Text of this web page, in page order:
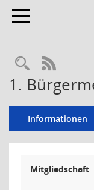
Toggle navigation
RSS-
1.
Informationen
Mitgliedschaft